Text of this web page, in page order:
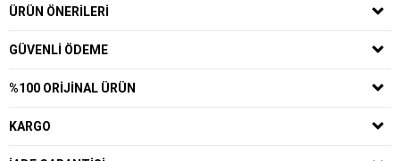
ÜRÜN ÖNERILERI
GÜVENLI ÖDEME
%100 ORIJINAL ÜRÜN
KARGO